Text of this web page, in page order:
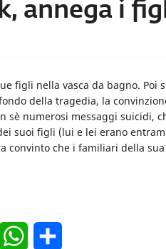
annega i
figli nella vasca da bagno.
della tragedia, la
sè numerosi messaggi suicidi,
suoi figli (lui e lei erano
convinto che i familiari della
MastodonWhatsApp